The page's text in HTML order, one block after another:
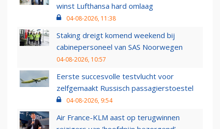
winst Lufthansa hard omlaag
04-08-2026, 11:38
Staking dreigt komend weekend bij
cabinepersoneel van SAS Noorwegen
04-08-2026, 10:57
Eerste succesvolle testvlucht voor
zelfgemaakt Russisch passagierstoestel
04-08-2026, 9:54
Air France-KLM aast op terugwinnen